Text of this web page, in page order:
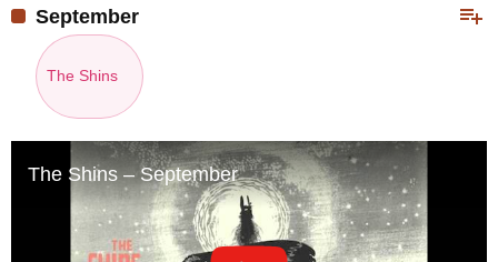
playlist_add
September
The Shins
The Shins – September